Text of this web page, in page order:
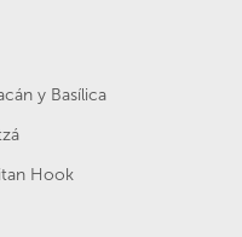
y Basílica
Hook